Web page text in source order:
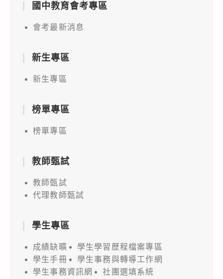
國中教育會考專區
會考最新消息
新生專區
新生專區
榜單專區
榜單專區
教師甄試
教師甄試
代理教師甄試
學生專區
成績缺曠
學生學習歷程檔案專區
學生手冊
學生事務與轉導工作網
學生事務資訊網
社團選填系統